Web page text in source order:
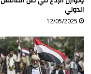
الدولي
12/05/2025